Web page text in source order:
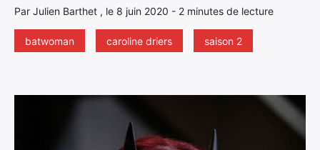
Par Julien Barthet , le 8 juin 2020 - 2 minutes de lecture
batwoman caroline driers saison 2